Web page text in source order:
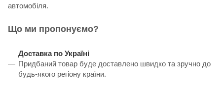
автомобіля.
Що ми пропонуємо?
Доставка по Україні
Придбаний товар буде доставлено швидко та зручно до
будь-якого регіону країни.